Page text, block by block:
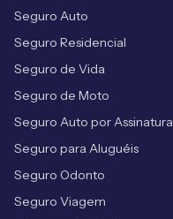
Seguro Auto
Seguro Residencial
Seguro de Vida
Seguro de Moto
Seguro Auto por Assinatura
Seguro para Aluguéis
Seguro Odonto
Seguro Viagem